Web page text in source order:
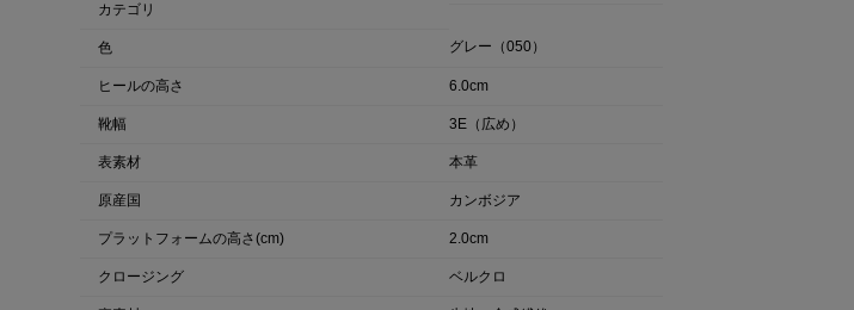
カテゴリ
色 グレー（050）
ヒールの高さ 6.0cm
靴幅 3E（広め）
表素材 本革
原産国 カンボジア
プラットフォームの高さ(cm) 2.0cm
クロージング ベルクロ